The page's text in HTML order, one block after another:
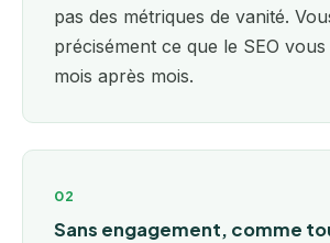
pas des métriques de vanité.
précisément ce que le SEO
mois après mois.
02
Sans engagement, comme